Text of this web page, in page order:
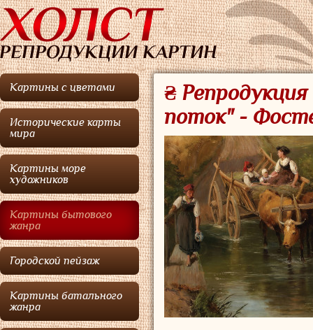
Картины с цветами
Исторические карты
мира
Картины море
художников
Картины бытового
жанра
Городской пейзаж
Картины батального
жанра
₴
поток" -